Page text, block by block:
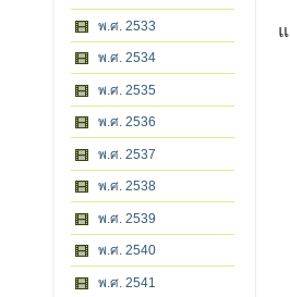
พ.ศ. 2533
พ.ศ. 2534
พ.ศ. 2535
พ.ศ. 2536
พ.ศ. 2537
พ.ศ. 2538
พ.ศ. 2539
พ.ศ. 2540
พ.ศ. 2541